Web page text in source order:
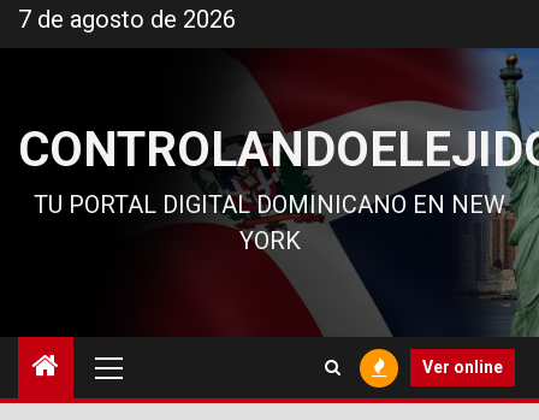
al
7 de agosto de 2026
TU PORTAL DIGITAL DOMINICANO EN NEW
YORK
principal
Ver online